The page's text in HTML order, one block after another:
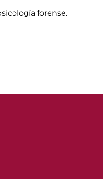
forense.